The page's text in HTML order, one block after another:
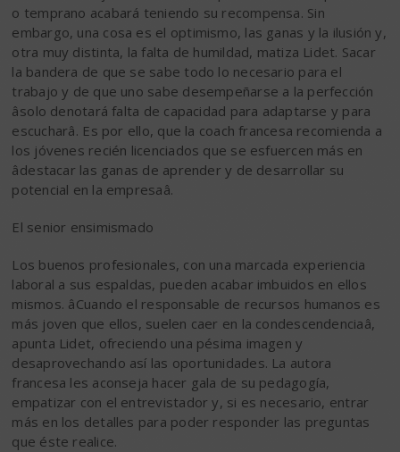
o temprano acabará teniendo su recompensa. Sin
embargo, una cosa es el optimismo, las ganas y la ilusión y,
otra muy distinta, la falta de humildad, matiza Lidet. Sacar
la bandera de que se sabe todo lo necesario para el
trabajo y de que uno sabe desempeñarse a la perfección
âsolo denotará falta de capacidad para adaptarse y para
escucharâ. Es por ello, que la coach francesa recomienda a
los jóvenes recién licenciados que se esfuercen más en
âdestacar las ganas de aprender y de desarrollar su
potencial en la empresaâ.
El senior ensimismado
Los buenos profesionales, con una marcada experiencia
laboral a sus espaldas, pueden acabar imbuidos en ellos
mismos. âCuando el responsable de recursos humanos es
más joven que ellos, suelen caer en la condescendenciaâ,
apunta Lidet, ofreciendo una pésima imagen y
desaprovechando así las oportunidades. La autora
francesa les aconseja hacer gala de su pedagogía,
empatizar con el entrevistador y, si es necesario, entrar
más en los detalles para poder responder las preguntas
que éste realice.